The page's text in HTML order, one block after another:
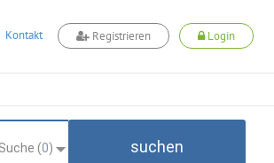
Kontakt Registrieren Login
(0) suchen